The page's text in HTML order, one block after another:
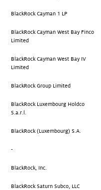
BlackRock Cayman 1 LP
BlackRock Cayman West Bay Finco
Limited
BlackRock Cayman West Bay IV
Limited
BlackRock Group Limited
BlackRock Luxembourg Holdco
S.a.r.l.
BlackRock (Luxembourg) S.A.
-
BlackRock, Inc.
BlackRock Saturn Subco, LLC